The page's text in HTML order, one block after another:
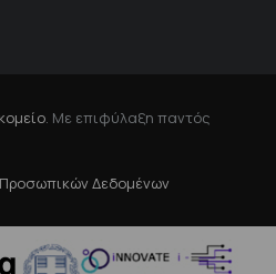
. Με επιφύλαξη παντός
Δεδομένων